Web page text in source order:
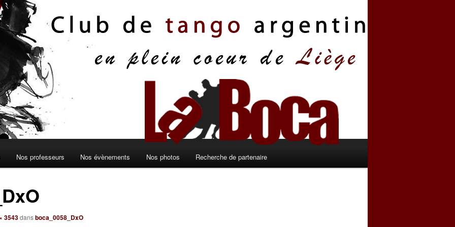
Nos professeurs Nos évènements Nos photos Recherche de partenaire
3543dansboca_0058_DxO